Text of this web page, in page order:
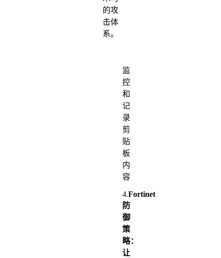
的攻
击体
系。
监
控
和
记
录
剪
贴
板
内
容
4.Fortinet
防
御
策
略：
让